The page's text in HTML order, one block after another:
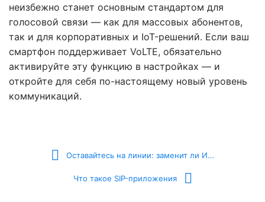
неизбежно станет основным стандартом для
голосовой связи — как для массовых абонентов,
так и для корпоративных и IoT-решений. Если ваш
смартфон поддерживает VoLTE, обязательно
активируйте эту функцию в настройках — и
откройте для себя по-настоящему новый уровень
коммуникаций.
Оставайтесь на линии: заменит ли ИИ сотрудников службы поддержки
Что такое SIP-приложения